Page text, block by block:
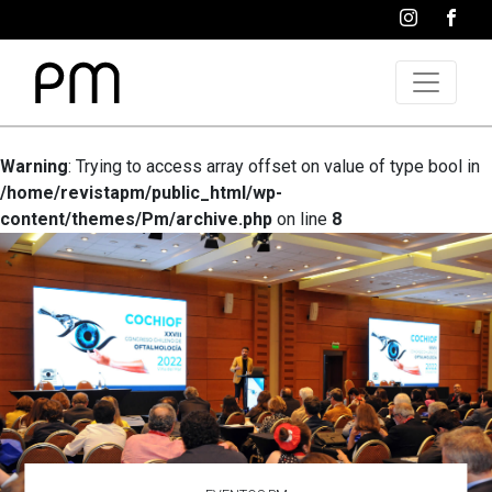
Warning: Trying to access array offset on value of type bool in
/home/revistapm/public_html/wp-
content/themes/Pm/archive.php on line 8